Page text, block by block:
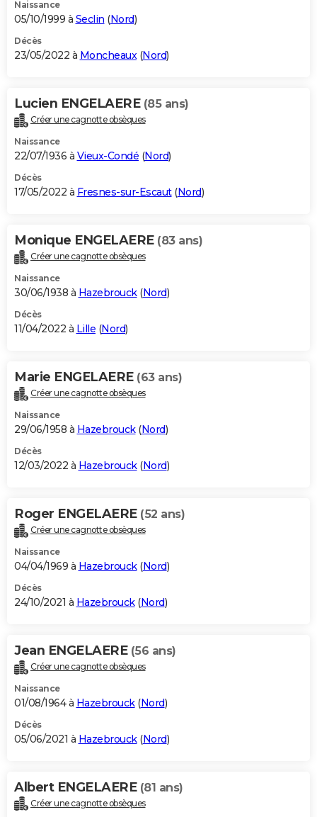
Naissance
05/10/1999 à Seclin (Nord)
Décès
23/05/2022 à Moncheaux(Nord)
Lucien ENGELAERE (85 ans)
Créer une cagnotte obsèques
Naissance
22/07/1936 à Vieux-Condé (Nord)
Décès
17/05/2022 à Fresnes-sur-Escaut(Nord)
Monique ENGELAERE (83 ans)
Créer une cagnotte obsèques
Naissance
30/06/1938 à Hazebrouck(Nord)
Décès
11/04/2022 à Lille (Nord)
Marie ENGELAERE (63 ans)
Créer une cagnotte obsèques
Naissance
29/06/1958 à Hazebrouck(Nord)
Décès
12/03/2022 à Hazebrouck(Nord)
Roger ENGELAERE (52 ans)
Créer une cagnotte obsèques
Naissance
04/04/1969 à Hazebrouck(Nord)
Décès
24/10/2021 à Hazebrouck(Nord)
Jean ENGELAERE (56 ans)
Créer une cagnotte obsèques
Naissance
01/08/1964 à Hazebrouck(Nord)
Décès
05/06/2021 à Hazebrouck(Nord)
Albert ENGELAERE (81 ans)
Créer une cagnotte obsèques